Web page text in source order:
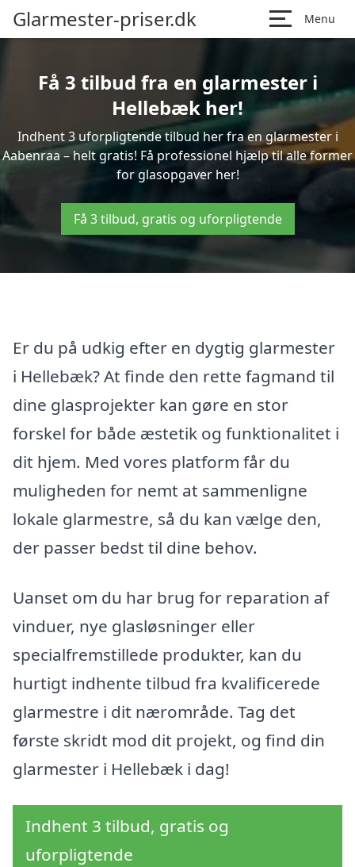
Glarmester-priser.dk Menu
Få 3 tilbud fra en glarmester i
Hellebæk her!
Indhent 3 uforpligtende tilbud her fra en glarmester i
Aabenraa – helt gratis! Få professionel hjælp til alle former
for glasopgaver her!
Få 3 tilbud, gratis og uforpligtende
Er du på udkig efter en dygtig glarmester
i Hellebæk? At finde den rette fagmand til
dine glasprojekter kan gøre en stor
forskel for både æstetik og funktionalitet i
dit hjem. Med vores platform får du
muligheden for nemt at sammenligne
lokale glarmestre, så du kan vælge den,
der passer bedst til dine behov.
Uanset om du har brug for reparation af
vinduer, nye glasløsninger eller
specialfremstillede produkter, kan du
hurtigt indhente tilbud fra kvalificerede
glarmestre i dit nærområde. Tag det
første skridt mod dit projekt, og find din
glarmester i Hellebæk i dag!
Indhent 3 tilbud, gratis og
uforpligtende